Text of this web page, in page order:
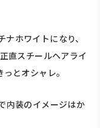
ホワイトになり、
直スチールヘアライ
とオシャレ。
内装のイメージはか